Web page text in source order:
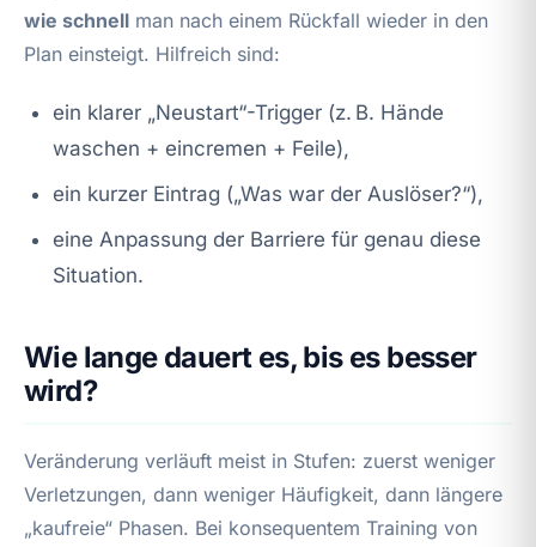
wie schnell man nach einem Rückfall wieder in den
Plan einsteigt. Hilfreich sind:
ein klarer „Neustart“-Trigger (z. B. Hände
waschen + eincremen + Feile),
ein kurzer Eintrag („Was war der Auslöser?“),
eine Anpassung der Barriere für genau diese
Situation.
Wie lange dauert es, bis es besser
wird?
Veränderung verläuft meist in Stufen: zuerst weniger
Verletzungen, dann weniger Häufigkeit, dann längere
„kaufreie“ Phasen. Bei konsequentem Training von